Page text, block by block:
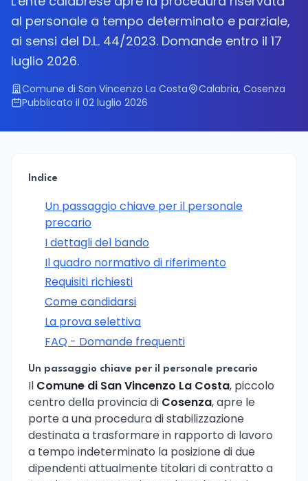
al personale a tempo determinato e parziale,
ai sensi del D.L. 44/2023. Domande entro il 17
luglio 2026.
Comune di San Vincenzo La Costa
Calabria, Cosenza
Pubblicato il 02 luglio 2026
Indice
Un passaggio chiave per il personale
precario
I dettagli del bando
Il quadro normativo di riferimento
Requisiti richiesti
Come candidarsi
La prova selettiva
FAQ - Domande frequenti
Un passaggio chiave per il personale precario
Il Comune di San Vincenzo La Costa, piccolo
centro della provincia di Cosenza, apre le
porte a una procedura di stabilizzazione
destinata a trasformare in rapporto di lavoro
a tempo indeterminato la posizione di due
dipendenti attualmente titolari di contratto a